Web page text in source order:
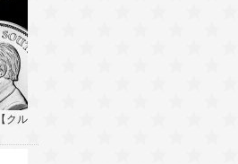
クル